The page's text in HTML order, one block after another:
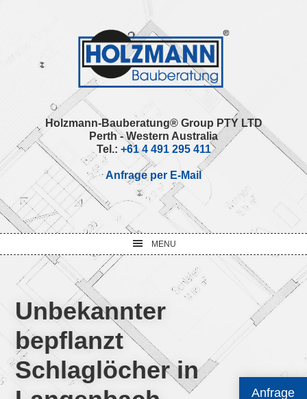
Anfrage
navigation
Holzmann-Bauberatung® Group PTY LTD
Perth - Western Australia
Tel.: +61 4 491 295 411
Anfrage per E-Mail
MENU
Unbekannter
bepflanzt
Schlaglöcher in